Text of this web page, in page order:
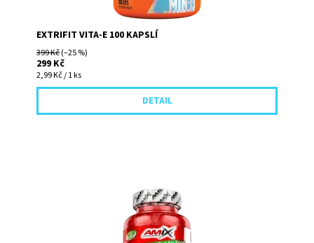
EXTRIFIT VITA-E 100 KAPSLÍ
399 Kč(–25 %)
299 Kč
2,99 Kč / 1 ks
DETAIL
Lecitin 1200 mg snižuje cholesterol a krevní tlak,
pozitivně působí na paměť a klouby, urychluje
regeneraci, zlepšuje...